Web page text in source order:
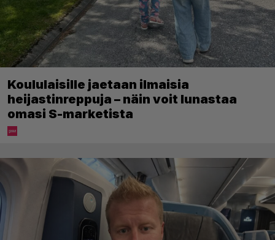
Koululaisille jaetaan ilmaisia
heijastinreppuja – näin voit lunastaa
omasi S-marketista